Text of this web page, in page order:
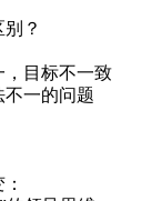
？
，目标不一致
一的问题